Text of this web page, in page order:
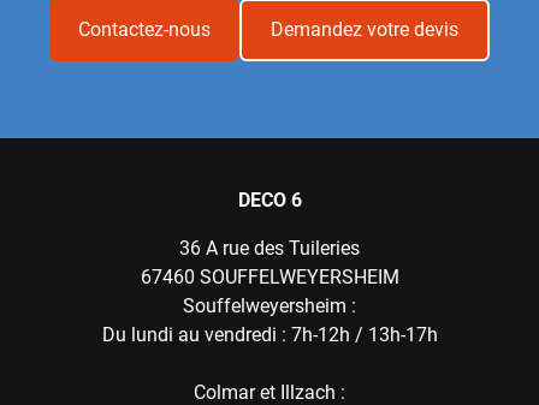
problématiques. Comment structurer
méthodiquement votre préparation ? Quels
stratégies éprouvées pour concrétiser votre vision
Contactez-nous Demandez votre devis
DECO 6
36 A rue des Tuileries
67460 SOUFFELWEYERSHEIM
Souffelweyersheim :
Du lundi au vendredi : 7h-12h / 13h-17h
Colmar et Illzach :